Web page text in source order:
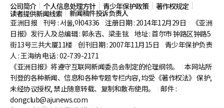
公司简介 个人信息处理方针 青少年保护政策 著作权规定
读者提供新闻线索
新闻稿件投诉负责人
亚洲日报
刊号 : 서울,아04336 注册日期 : 2014年12月29日
《亚洲
日报》发行人及总编辑 : 郭永吉、梁圭铉 地址 : 首尔市钟路区钟路5
街13号三共大厦11楼 创刊日期 : 2007年11月15日
青少年保护负责
人 : 王海纳 电话 : 02-739-2171
《亚洲日报》将遵守互联网新闻委员会制定的伦理纲领。
本网站所
刊登的各种新闻、信息和各种专题专栏内容, 均受《著作权法》 保护,
未经协议授权, 禁止随意转载、复制和散布使用。
邮件 :
dongclub@ajunews.com